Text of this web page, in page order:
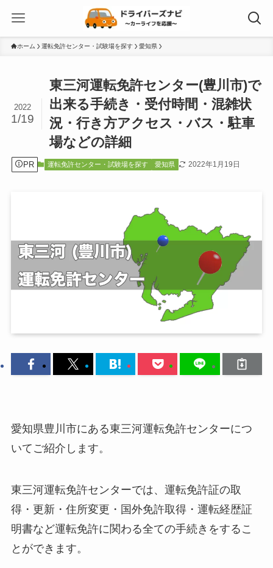
ホーム 運転免許センター・試験場を探す 愛知県
東三河運転免許センター(豊川市)で
出来る手続き・受付時間・混雑状
況・行き方アクセス・バス・駐車
場などの詳細
2022
1/19
PR 運転免許センター・試験場を探す 愛知県 2022年1月19日
愛知県豊川市にある東三河運転免許センターにつ
いてご紹介します。
東三河運転免許センターでは、運転免許証の取
得・更新・住所変更・国外免許取得・運転経歴証
明書など運転免許に関わる全ての手続きをするこ
とができます。